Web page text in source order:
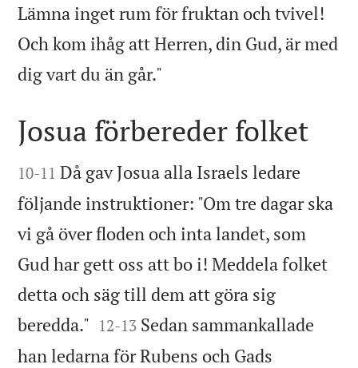
Lämna inget rum för fruktan och tvivel!
Och kom ihåg att Herren, din Gud, är med
dig vart du än går."

Josua förbereder folket

10-11 Då gav Josua alla Israels ledare
följande instruktioner: "Om tre dagar ska
vi gå över floden och inta landet, som
Gud har gett oss att bo i! Meddela folket
detta och säg till dem att göra sig
beredda." 

12-13 Sedan sammankallade
han ledarna för Rubens och Gads